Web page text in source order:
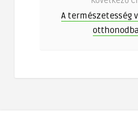
A természetesség